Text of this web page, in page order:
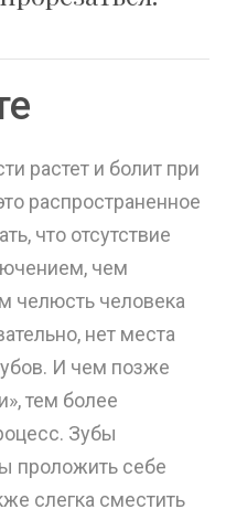
растет и болит при
распространенное
что отсутствие
чем
челюсть человека
нет места
И чем позже
тем более
Зубы
проложить себе
слегка сместить